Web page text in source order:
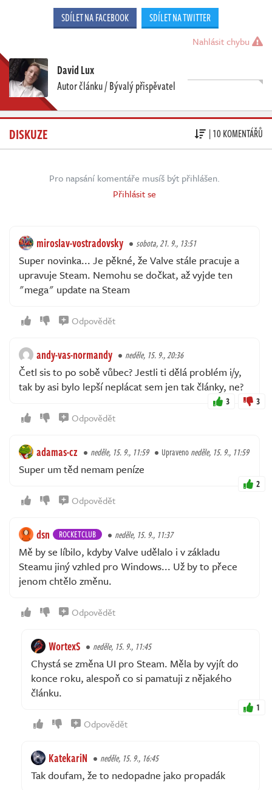
SDÍLET NA FACEBOOK SDÍLET NA TWITTER
Nahlásit chybu
David Lux
Autor článku / Bývalý přispěvatel
DISKUZE | 10 KOMENTÁŘŮ
Pro napsání komentáře musíš být přihlášen.
Přihlásit se
miroslav-vostradovsky sobota, 21. 9., 13:51
Super novinka... Je pěkné, že Valve stále pracuje a
upravuje Steam. Nemohu se dočkat, až vyjde ten
"mega" update na Steam
Odpovědět
andy-vas-normandy neděle, 15. 9., 20:36
Četl sis to po sobě vůbec? Jestli ti dělá problém i/y,
tak by asi bylo lepší neplácat sem jen tak články, ne?
3 3
Odpovědět
adamas-cz neděle, 15. 9., 11:59 Upravenoneděle, 15. 9., 11:59
Super um těd nemam peníze
2
Odpovědět
dsn ROCKETCLUB neděle, 15. 9., 11:37
Mě by se líbilo, kdyby Valve udělalo i v základu
Steamu jiný vzhled pro Windows... Už by to přece
jenom chtělo změnu.
Odpovědět
WortexS neděle, 15. 9., 11:45
Chystá se změna UI pro Steam. Měla by vyjít do
konce roku, alespoň co si pamatuji z nějakého
článku.
1
Odpovědět
KatekariN neděle, 15. 9., 16:45
Tak doufam, že to nedopadne jako propadák